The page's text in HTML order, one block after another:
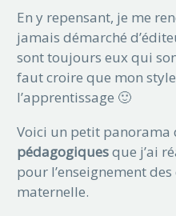
En y repensant, je me
jamais démarché
sont toujours eux qui
faut croire que mon
l’apprentissage 🙂
Voici un petit panorama
pédagogiquesque j’ai
pour l’enseignement
maternelle.